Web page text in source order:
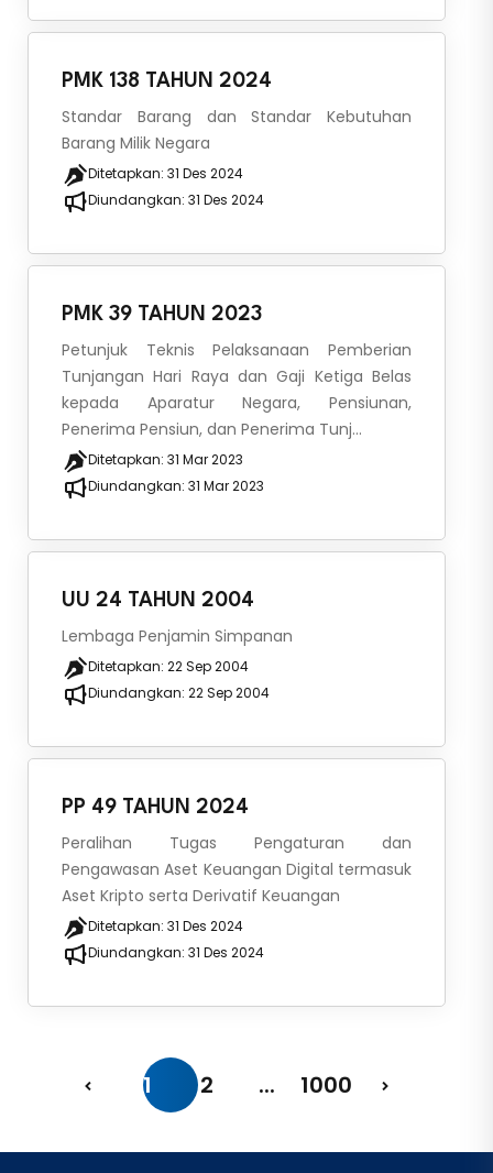
PMK 138 TAHUN 2024
Standar Barang dan Standar Kebutuhan
Barang Milik Negara
Ditetapkan: 31 Des 2024
Diundangkan: 31 Des 2024
PMK 39 TAHUN 2023
Petunjuk Teknis Pelaksanaan Pemberian
Tunjangan Hari Raya dan Gaji Ketiga Belas
kepada Aparatur Negara, Pensiunan,
Penerima Pensiun, dan Penerima Tunj...
Ditetapkan: 31 Mar 2023
Diundangkan: 31 Mar 2023
UU 24 TAHUN 2004
Lembaga Penjamin Simpanan
Ditetapkan: 22 Sep 2004
Diundangkan: 22 Sep 2004
PP 49 TAHUN 2024
Peralihan Tugas Pengaturan dan
Pengawasan Aset Keuangan Digital termasuk
Aset Kripto serta Derivatif Keuangan
Ditetapkan: 31 Des 2024
Diundangkan: 31 Des 2024
1 2 ... 1000